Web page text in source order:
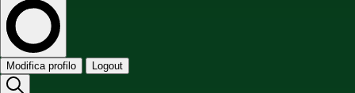
Modifica profilo Logout